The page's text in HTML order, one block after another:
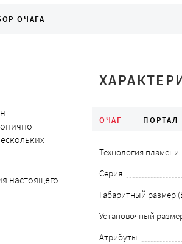
ОЧАГА
настоящего
ОЧАГ ПОРТАЛ
Технология пламени
Серия
Габаритный размер
Установочный
Атрибуты